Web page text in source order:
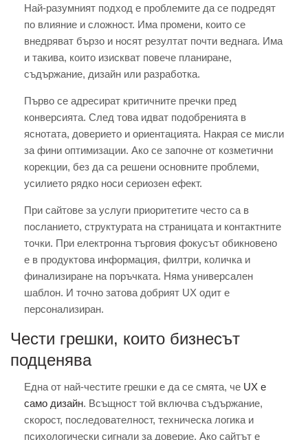
Най-разумният подход е проблемите да се подредят
по влияние и сложност. Има промени, които се
внедряват бързо и носят резултат почти веднага. Има
и такива, които изискват повече планиране,
съдържание, дизайн или разработка.
Първо се адресират критичните пречки пред
конверсията. След това идват подобренията в
яснотата, доверието и ориентацията. Накрая се мисли
за фини оптимизации. Ако се започне от козметични
корекции, без да са решени основните проблеми,
усилието рядко носи сериозен ефект.
При сайтове за услуги приоритетите често са в
посланието, структурата на страницата и контактните
точки. При електронна търговия фокусът обикновено
е в продуктова информация, филтри, количка и
финализиране на поръчката. Няма универсален
шаблон. И точно затова добрият UX одит е
персонализиран.
Чести грешки, които бизнесът
подценява
Една от най-честите грешки е да се смята, че UX е
само дизайн. Всъщност той включва съдържание,
скорост, последователност, техническа логика и
психологически сигнали за доверие. Ако сайтът е